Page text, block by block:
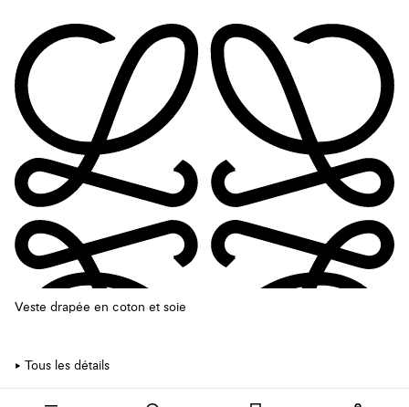
Veste drapée en coton et soie
Tous les détails